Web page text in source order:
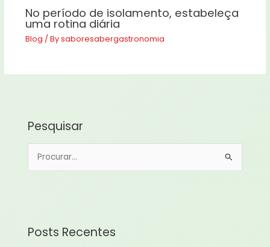
No período de isolamento, estabeleça
uma rotina diária
Blog / Bysaboresabergastronomia
Pesquisar
iPosts Recentes